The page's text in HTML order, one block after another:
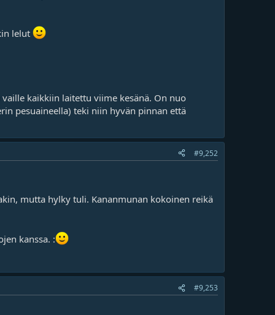
lelut
kaikkiin laitettu viime kesänä. On nuo
pesuaineella) teki niin hyvän pinnan että
#9,252
mutta hylky tuli. Kananmunan kokoinen reikä
kanssa. :
#9,253